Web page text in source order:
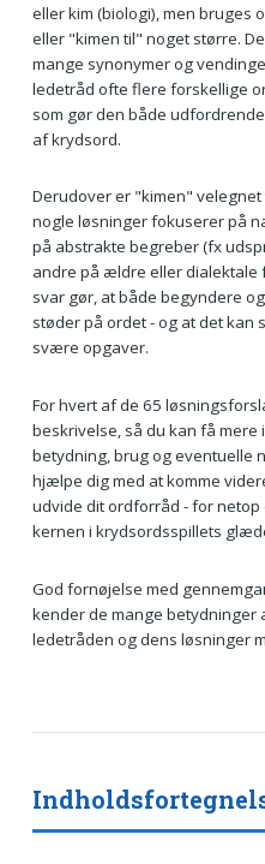
eller kim (biologi), men bruges
eller "kimen til" noget større.
mange synonymer og
ledetråd ofte flere forskellige
som gør den både
af krydsord.
Derudover er "kimen"
nogle løsninger fokuserer på
på abstrakte begreber (fx
andre på ældre eller dialektale
svar gør, at både begyndere
støder på ordet - og at det kan
svære opgaver.
For hvert af de 65
beskrivelse, så du kan få
betydning, brug og eventuelle
hjælpe dig med at komme
udvide dit ordforråd - for
kernen i krydsordsspillets
God fornøjelse med
kender de mange betydninger
ledetråden og dens løsninger